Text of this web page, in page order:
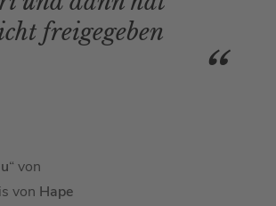
freigegeben
“ von
von Hape